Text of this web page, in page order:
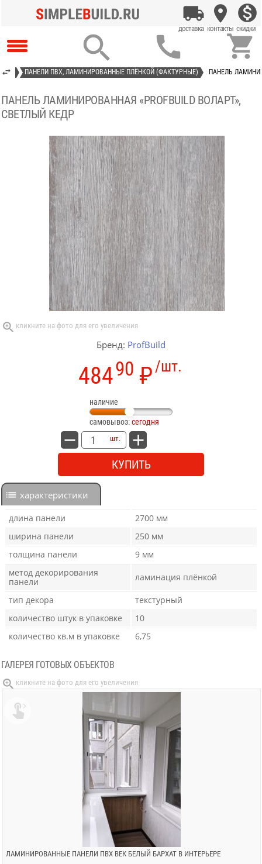
  
ПАНЕЛИ ПВХ, ЛАМИНИРОВАННЫЕ ПЛЁНКОЙ (ФАКТУРНЫЕ) ПАНЕЛЬ
ПАНЕЛЬ ЛАМИНИРОВАННАЯ «PROFBUILD ВОЛАРТ»,
СВЕТЛЫЙ КЕДР
Бренд: ProfBuild
/шт.
48490 ₽
наличие
самовывоз:сегодня
шт.
КУПИТЬ
характеристики
длина панели
2700 мм
ширина панели
250 мм
толщина панели
9 мм
метод декорирования
панели
ламинация плёнкой
тип декора
текстурный
количество штук в упаковке
10
количество кв.м в упаковке
6,75
ГАЛЕРЕЯ ГОТОВЫХ ОБЪЕКТОВ
ЛАМИНИРОВАННЫЕ ПАНЕЛИ ПВХ ВЕК БЕЛЫЙ БАРХАТ В ИНТЕРЬЕРЕ
